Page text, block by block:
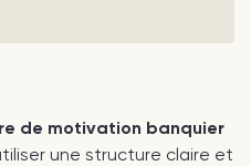
de motivation banquier
une structure claire et